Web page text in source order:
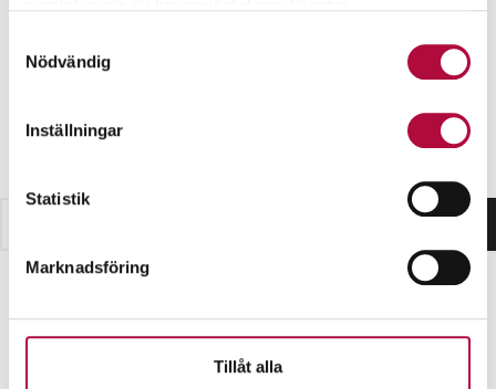
Nödvändig
Inställningar
Statistik
Marknadsföring
Tillåt alla
Cookies